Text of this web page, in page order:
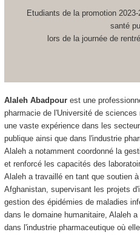
Etudiants de la promotion
santé
lors de la journée de
Alaleh Abadpourest une
pharmacie de l'Université de
une vaste expérience dans les
publique ainsi que dans l'industrie
Alaleh a notamment coordonné la
et renforcé les capacités des
Alaleh a travaillé en tant que soutien
Afghanistan, supervisant les projets
gestion des épidémies de maladies
dans le domaine humanitaire, Alaleh
dans l'industrie pharmaceutique où